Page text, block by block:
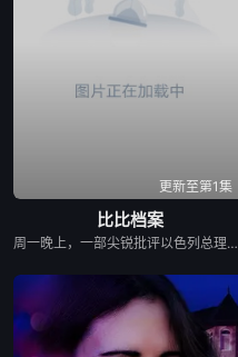
更新至第1集
比比档案
周一晚上，一部尖锐批评以色列总理内塔尼亚胡(Benjamin Netanyahu)的纪录片在多伦多一所爆满的房子前首映，这是TIFF历史上最具爆炸性的纪录片之一，尽管内塔尼亚胡做了最后的努力加以阻止。 由亚历克斯·吉布尼(Alex Gibney)制作、亚历克西斯·布鲁姆(Alexis Bloom)执导的《比比档案》(Bibi Files)包含了内塔尼亚胡因腐败指控接受以色列警方审讯的从未公开的视频，这一调查导致内塔尼亚胡在2019年被起诉。在去年年底泄露给吉布尼的一段视频中，可以看到内塔尼亚胡与审讯人员发生争执，否认他不当接受了包括好莱坞制片人阿农·米尔坎和拉斯维加斯赌场大亨谢尔登·阿德尔森在内的富有支持者的昂贵礼物。警方讯问米尔坎、阿德尔森以及内塔尼亚胡的妻子萨拉和长子亚伊尔的视频也被泄露给吉布尼，并在纪录片中占据重要位置。 周一早些时候，耶路撒冷地方法院驳回了内塔尼亚胡将该片从TIFF放映名单上撤下的企图。总理在诉讼中称，在影片中出演的调查记者、纪录片制片人之一拉维夫·德鲁克(Raviv Drucker)泄露视频违反了以色列法律。但没有证据表明德鲁克是泄密的幕后主使，在首映后，吉布尼明确表示，他不会确定是谁给了他这些材料。在这一点上，他只会说，“一个线人来找我说，‘我有一些录像带’——你在这里看到的审讯视频——‘我想你会对它们感兴趣，也许你可以把它们拍成电影。’”这是在2023年末。我找到了。我看着他们，印象非常深刻。”他说，后来他找了布鲁姆来导演这部电影，布鲁姆曾与他合作过之前的项目。 在纪录片中看到的视频中，紧张的内塔尼亚胡僵硬地坐在桌子后面，面对着至少三名审讯者。当被问及他是否强迫朋友们用高级香槟和顶级雪茄(每盒1000美元)奖励他，以及他是否知道他的妻子收到了米尔坎送的价值4.2万美元的宝石手镯作为礼物时，他经常回答:“我不记得了”。(在影片后期，内塔尼亚胡的朋友谈到他对人名和细节的惊人记忆，含蓄地质疑他在审讯过程中的诚实程度)。 为了这部电影，布鲁姆采访了记者德鲁克，以及其他反对内塔尼亚胡右翼政治的以色列知名人士，还有总理的前家庭工作人员，甚至还有一位老朋友变成的批评者，他说内塔尼亚胡“左倾右倾”。这些观察人士不仅指责内塔尼亚胡严重腐败，还声称他对以色列司法进行了一项极具争议的改革，以逃避司法审判。这部电影表明，针对拟议的司法改革的大规模公众抗议分散了以色列的防御姿态，使该国容易受到哈马斯10月7日野蛮偷袭的攻击。 影片中的几位观察人士声称，内塔尼亚胡对哈马斯采取了“全面胜利”的政策，部分原因是为了安抚他的内阁中极右翼成员，他需要他们的支持才能保持执政联盟的团结。最令人震惊的是，这部纪录片显示，内塔尼亚胡玩忽地抛弃了仍被哈马斯扣押的人质，优先考虑继续袭击，而不是可能导致人质获释的停火谈判。“一场永远的战争符合他的利益，”一位评论家在影片中说——意思是，以色列处于战争状态的时间越长，内塔尼亚胡面临起诉的可能性就越小。另一位观察家评论道:“他想要不稳定。在某种程度上，他需要它。” 如果这幅画像还不够负面的话，布鲁姆告诉TIFF的观众，她从内塔尼亚胡的许多内部人士那里听到了私下谴责他的声音。 “我和内塔尼亚胡非常亲近的人谈过，包括他的前幕僚长，以色列情报机构的前负责人，所有这些身居高位的肌肉发达的人，他们私下和我谈了好几个小时，好几个小时，很多次……他们会说，‘他做的事太可怕了。他太不诚实了，’”布鲁姆回忆道。他说:“他们对内塔尼亚胡的不诚实有着强烈的感觉，以至于他们和我在耶路撒冷的大卫王酒店坐在一起，谈了三个小时，然后什么也没在公开场合说。我认为这是对责任的一种(贬损)。”导演的最后一句话赢得了观众的热烈掌声。 当影片的字幕滚动时，部分观众起立鼓掌(可能占观众总数的三分之一到二分之一)。许多观众似乎对影片对内塔尼亚胡的批评表示同情;一个人打断了问答环节，说:“拿着这部电影，把它空投到以色列上空。因为，否则，我担心人们无法在那里看到它。” 但其他人似乎对吉布尼在谈到内塔尼亚胡时说的话持不同意见。吉布尼说，“我从来没有在这个人身上看到过如此严重的道德腐败。”听了这话，听众中的一个人喊道:“顺便说一下，他还没有被判有罪。”内塔尼亚胡应该在明年接受腐败指控的审判，尽管影片指出，他的法律团队正试图推迟审判，因为总理正在打仗。“他还没有被判有罪，”那人重复道，“所以请准确无误地说。他还没有被判有罪。” 吉布尼绝不是一个畏畏缩缩的人，他反驳道:“我相信我说的是‘道德败坏’。’”TIFF首席纪录片制作人汤姆·鲍尔斯(Thom Powers)主持了问答环节，然后插嘴说:“如果我能要求影院保持秩序就好了。” 《比比档案》(标题指的是内塔尼亚胡的昵称“比比”)正在寻求发行。从技术上讲，它是一部正在进行中的作品，但在介绍这部电影时，鲍尔斯说，除了色彩校正和其他相对美观的后期制作之外，它已经完成了。布鲁姆一直在制作这部电影，直到最后一刻，他还加入了内塔尼亚胡最近在美国国会联席会议上讲话的摘录。她说，既然电影已经举行了全球首映，她将考虑可能的修改。 吉布尼说:“我想说的是，在巨大的压力和极高的速度下，亚历克西斯和他的团队非常迅速地完成了这部电影。”“有那么一刻，你想看这部电影，然后说，‘这能不能有点不同?会有一点不同吗?’但是这部电影是否会改变，或者如何改变，完全取决于亚历克西斯。” 吉布尼说，他希望《比比档案》在TIFF首映，这样潜在的买家就能在节日氛围中看到它。他表示，希望能在短期内将其捡起并及时释放。